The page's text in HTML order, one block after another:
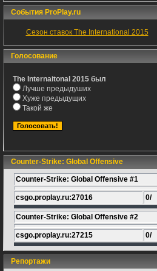
События ProPlay.ru
Сезон ставок The International 2015
Голосование
The Internaitonal 2015 был
Лучше предыдуших
Хуже предыдущих
Такой же
Counter-Strike: Global Offensive
Counter-Strike: Global Offensive #1
csgo.proplay.ru:27016 0/
Counter-Strike: Global Offensive #2
csgo.proplay.ru:27215 0/
Репортажи